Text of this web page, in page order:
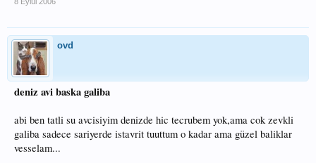
ovd
deniz avi baska galiba
abi ben tatli su avcisiyim denizde hic tecrubem yok,ama cok zevkli
galiba sadece sariyerde istavrit tuuttum o kadar ama güzel baliklar
vesselam...